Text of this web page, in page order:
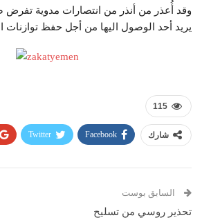
وقد أُعذر من أنذر من انتصارات مدوية تفرض
يريد أحد الوصول اليها من أجل حفظ توازنات
115
شارك Facebook
Twitter
السابق بوست
تحذير روسي من تسليح